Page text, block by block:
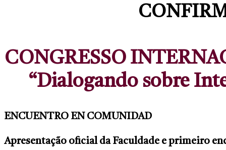
CONGRESSO
“Dialogando sobre
ENCUENTRO EN COMUNIDAD
Apresentação oficial da Faculdade e primeiro